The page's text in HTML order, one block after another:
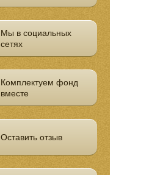
Мы в социальных
сетях
Комплектуем фонд
вместе
Оставить отзыв